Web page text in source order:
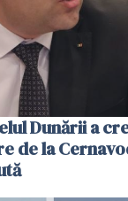
Dunării a
de la